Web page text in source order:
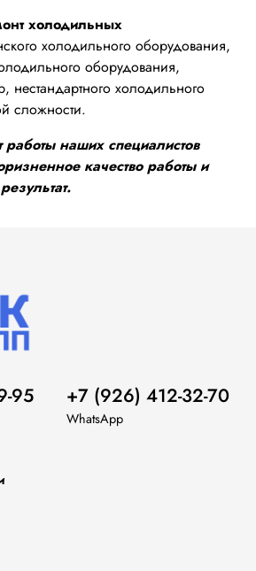
холодильных
холодильного оборудования,
оборудования,
нестандартного холодильного
сложности.
работы наших специалистов
качество работы и
95 +7 (926) 412-32-70
WhatsApp